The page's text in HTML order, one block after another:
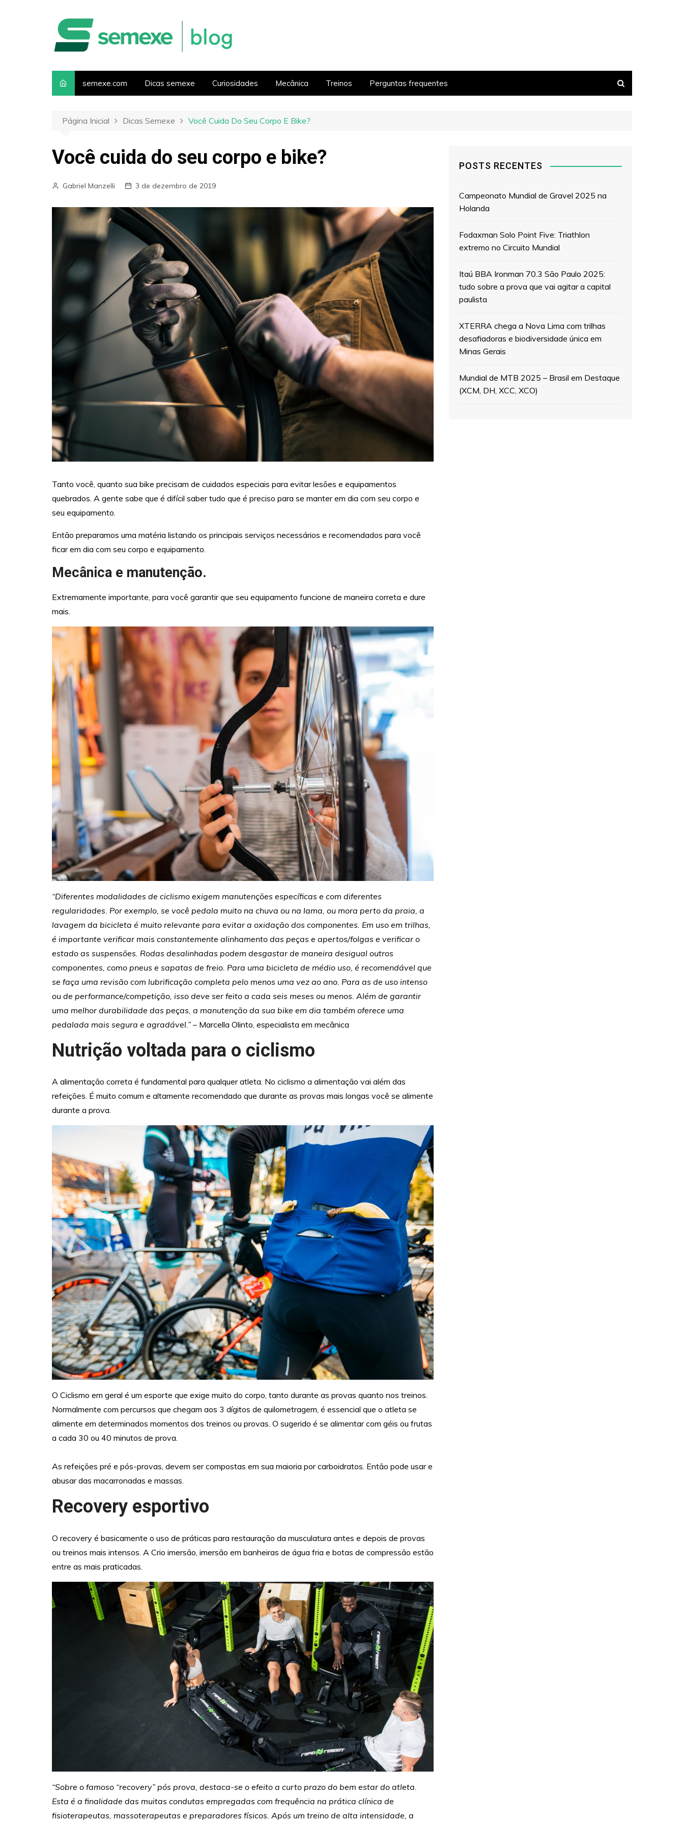
semexe.com Dicas semexe Curiosidades Mecânica Treinos Perguntas frequentes
Página Inicial Dicas Semexe Você Cuida Do Seu Corpo E Bike?
Você cuida do seu corpo e bike?
Gabriel Manzelli 3 de dezembro de 2019
Tanto você, quanto sua bike precisam de cuidados especiais para evitar lesões e equipamentos
quebrados. A gente sabe que é difícil saber tudo que é preciso para se manter em dia com seu corpo e
seu equipamento.
Então preparamos uma matéria listando os principais serviços necessários e recomendados para você
ficar em dia com seu corpo e equipamento.
Mecânica e manutenção.
Extremamente importante, para você garantir que seu equipamento funcione de maneira correta e dure
mais.
“Diferentes modalidades de ciclismo exigem manutenções específicas e com diferentes
regularidades. Por exemplo, se você pedala muito na chuva ou na lama, ou mora perto da praia, a
lavagem da bicicleta é muito relevante para evitar a oxidação dos componentes. Em uso em trilhas,
é importante verificar mais constantemente alinhamento das peças e apertos/folgas e verificar o
estado as suspensões. Rodas desalinhadas podem desgastar de maneira desigual outros
componentes, como pneus e sapatas de freio. Para uma bicicleta de médio uso, é recomendável que
se faça uma revisão com lubrificação completa pelo menos uma vez ao ano. Para as de uso intenso
ou de performance/competição, isso deve ser feito a cada seis meses ou menos. Além de garantir
uma melhor durabilidade das peças, a manutenção da sua bike em dia também oferece uma
pedalada mais segura e agradável.” – Marcella Olinto, especialista em mecânica
Nutrição voltada para o ciclismo
A alimentação correta é fundamental para qualquer atleta. No ciclismo a alimentação vai além das
refeições. É muito comum e altamente recomendado que durante as provas mais longas você se alimente
durante a prova.
O Ciclismo em geral é um esporte que exige muito do corpo, tanto durante as provas quanto nos treinos.
Normalmente com percursos que chegam aos 3 dígitos de quilometragem, é essencial que o atleta se
alimente em determinados momentos dos treinos ou provas. O sugerido é se alimentar com géis ou frutas
a cada 30 ou 40 minutos de prova.
As refeições pré e pós-provas, devem ser compostas em sua maioria por carboidratos. Então pode usar e
abusar das macarronadas e massas.
Recovery esportivo
O recovery é basicamente o uso de práticas para restauração da musculatura antes e depois de provas
ou treinos mais intensos. A Crio imersão, imersão em banheiras de água fria e botas de compressão estão
entre as mais praticadas.
“Sobre o famoso “recovery” pós prova, destaca-se o efeito a curto prazo do bem estar do atleta.
Esta é a finalidade das muitas condutas empregadas com frequência na prática clínica de
fisioterapeutas, massoterapeutas e preparadores físicos. Após um treino de alta intensidade, a
POSTS RECENTES
Campeonato Mundial de Gravel 2025 na
Holanda
Fodaxman Solo Point Five: Triathlon
extremo no Circuito Mundial
Itaú BBA Ironman 70.3 São Paulo 2025:
tudo sobre a prova que vai agitar a capital
paulista
XTERRA chega a Nova Lima com trilhas
desafiadoras e biodiversidade única em
Minas Gerais
Mundial de MTB 2025 – Brasil em Destaque
(XCM, DH, XCC, XCO)